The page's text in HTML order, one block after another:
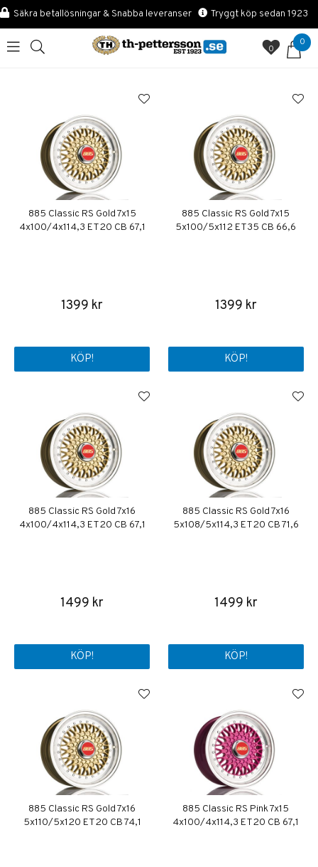
Säkra betallösningar & Snabba leveranser Tryggt köp sedan 1923
0
0
885 Classic RS Gold 7x15
4x100/4x114,3 ET20 CB 67,1
1399 kr
KÖP!
885 Classic RS Gold 7x15
5x100/5x112 ET35 CB 66,6
1399 kr
KÖP!
885 Classic RS Gold 7x16
4x100/4x114,3 ET20 CB 67,1
1499 kr
KÖP!
885 Classic RS Gold 7x16
5x108/5x114,3 ET20 CB 71,6
1499 kr
KÖP!
885 Classic RS Gold 7x16
5x110/5x120 ET20 CB 74,1
885 Classic RS Pink 7x15
4x100/4x114,3 ET20 CB 67,1